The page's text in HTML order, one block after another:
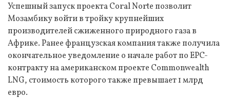
Успешный запуск проекта Coral Norte позволит
Мозамбику войти в тройку крупнейших
производителей сжиженного природного газа в
Африке. Ранее французская компания также получила
окончательное уведомление о начале работ по EPC-
контракту на американском проекте Commonwealth
LNG, стоимость которого также превышает 1 млрд
евро.